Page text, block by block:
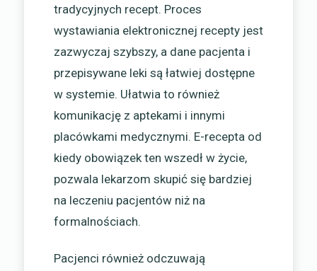
tradycyjnych recept. Proces
wystawiania elektronicznej recepty jest
zazwyczaj szybszy, a dane pacjenta i
przepisywane leki są łatwiej dostępne
w systemie. Ułatwia to również
komunikację z aptekami i innymi
placówkami medycznymi. E-recepta od
kiedy obowiązek ten wszedł w życie,
pozwala lekarzom skupić się bardziej
na leczeniu pacjentów niż na
formalnościach.
Pacjenci również odczuwają